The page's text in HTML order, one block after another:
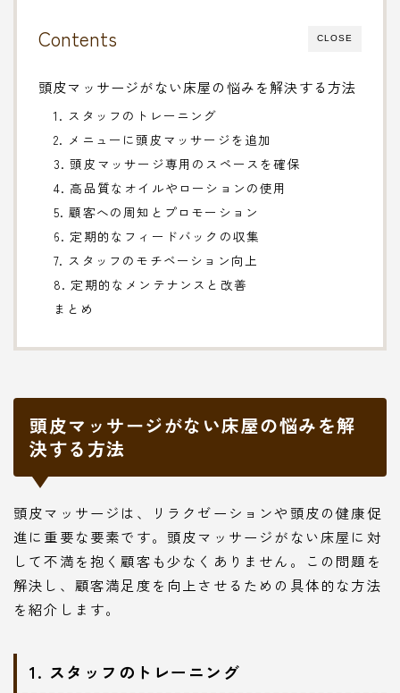
CLOSE
Contents
頭皮マッサージがない床屋の悩みを解決する方法
1. スタッフのトレーニング
2. メニューに頭皮マッサージを追加
3. 頭皮マッサージ専用のスペースを確保
4. 高品質なオイルやローションの使用
5. 顧客への周知とプロモーション
6. 定期的なフィードバックの収集
7. スタッフのモチベーション向上
8. 定期的なメンテナンスと改善
まとめ
頭皮マッサージがない床屋の悩みを解
決する方法
頭皮マッサージは、リラクゼーションや頭皮の健康促
進に重要な要素です。頭皮マッサージがない床屋に対
して不満を抱く顧客も少なくありません。この問題を
解決し、顧客満足度を向上させるための具体的な方法
を紹介します。
1. スタッフのトレーニング